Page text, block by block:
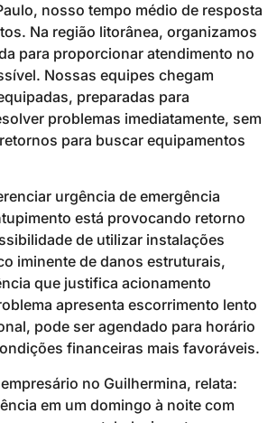
nosso tempo médio de resposta
Na região litorânea, organizamos
para proporcionar atendimento no
Nossas equipes chegam
preparadas para
problemas imediatamente, sem
para buscar equipamentos
urgência de emergência
está provocando retorno
de utilizar instalações
iminente de danos estruturais,
que justifica acionamento
apresenta escorrimento lento
pode ser agendado para horário
financeiras mais favoráveis.
no Guilhermina, relata:
em um domingo à noite com